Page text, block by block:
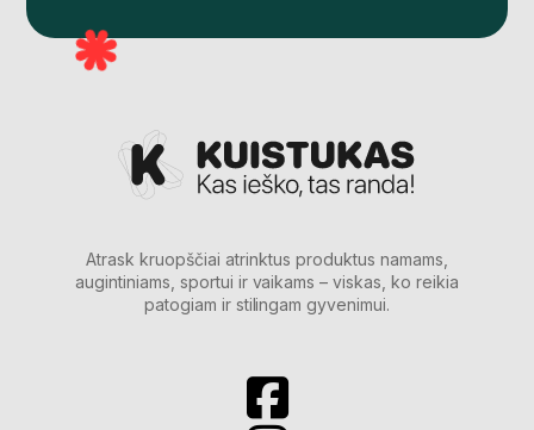
Atrask kruopščiai atrinktus produktus namams,
augintiniams, sportui ir vaikams – viskas, ko reikia
patogiam ir stilingam gyvenimui.